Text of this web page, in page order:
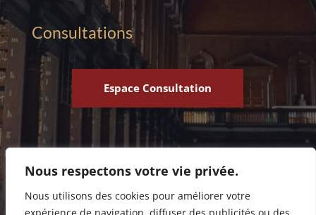
Nous respectons votre vie privée.
Nous utilisons des cookies pour améliorer votre
Consultations
Espace Consultation